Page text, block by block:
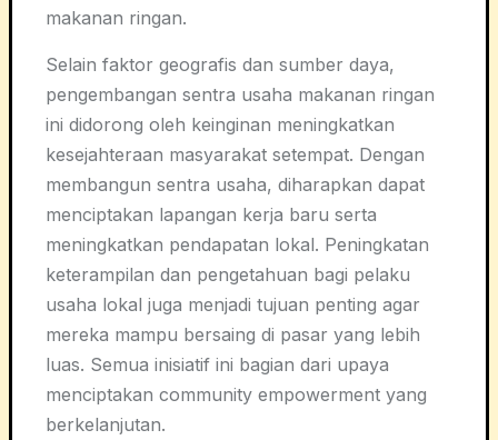
makanan ringan.
Selain faktor geografis dan sumber daya,
pengembangan sentra usaha makanan ringan
ini didorong oleh keinginan meningkatkan
kesejahteraan masyarakat setempat. Dengan
membangun sentra usaha, diharapkan dapat
menciptakan lapangan kerja baru serta
meningkatkan pendapatan lokal. Peningkatan
keterampilan dan pengetahuan bagi pelaku
usaha lokal juga menjadi tujuan penting agar
mereka mampu bersaing di pasar yang lebih
luas. Semua inisiatif ini bagian dari upaya
menciptakan community empowerment yang
berkelanjutan.